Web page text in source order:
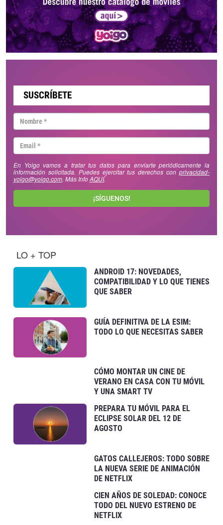
SUSCRÍBETE
En Yoigo vamos a tratar tus datos para enviarte periódicamente la
información solicitada. Puedes ejercitar tus derechos con privacidad-
yoigo@yoigo.com. Más InfoAQUÍ.
¡SÍGUENOS!
LO + TOP
ANDROID 17: NOVEDADES,
COMPATIBILIDAD Y LO QUE TIENES
QUE SABER
GUÍA DEFINITIVA DE LA ESIM:
TODO LO QUE NECESITAS SABER
CÓMO MONTAR UN CINE DE
VERANO EN CASA CON TU MÓVIL
Y UNA SMART TV
PREPARA TU MÓVIL PARA EL
ECLIPSE SOLAR DEL 12 DE
AGOSTO
GATOS CALLEJEROS: TODO SOBRE
LA NUEVA SERIE DE ANIMACIÓN
DE NETFLIX
CIEN AÑOS DE SOLEDAD: CONOCE
TODO DEL NUEVO ESTRENO DE
NETFLIX